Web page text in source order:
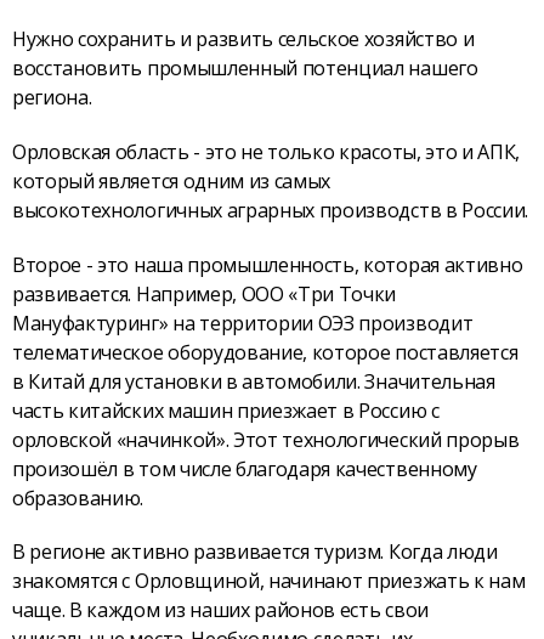
Нужно сохранить и развить сельское хозяйство и
восстановить промышленный потенциал нашего
региона.
Орловская область - это не только красоты, это и АПК,
который является одним из самых
высокотехнологичных аграрных производств в России.
Второе - это наша промышленность, которая активно
развивается. Например, ООО «Три Точки
Мануфактуринг» на территории ОЭЗ производит
телематическое оборудование, которое поставляется
в Китай для установки в автомобили. Значительная
часть китайских машин приезжает в Россию с
орловской «начинкой». Этот технологический прорыв
произошёл в том числе благодаря качественному
образованию.
В регионе активно развивается туризм. Когда люди
знакомятся с Орловщиной, начинают приезжать к нам
чаще. В каждом из наших районов есть свои